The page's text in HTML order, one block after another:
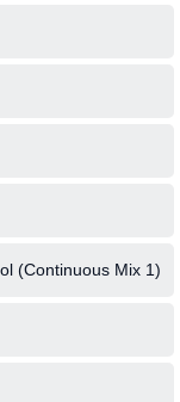
(Continuous Mix 1)